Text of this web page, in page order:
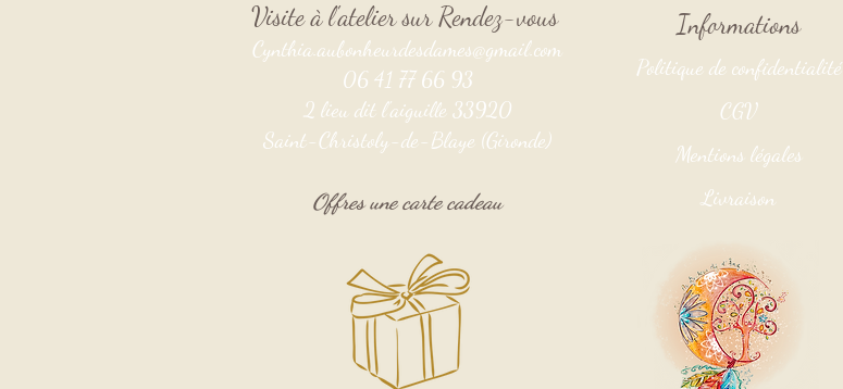
Visite à l'atelier sur Rendez-vous
Cynthia.aubonheurdesdames@gmail.com
06 41 77 66 93
2 lieu dit l'aiguille 33920
Saint-Christoly-de-Blaye (Gironde)
Informations
Politique de confidentialité
CGV
Mentions légales
Livraison
Offres une carte cadeau